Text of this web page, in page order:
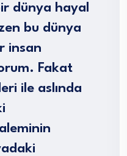
dünya hayal
bu dünya
insan
Fakat
ile aslında